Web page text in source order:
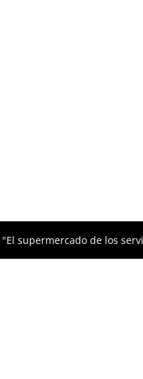
"El supermercado de los